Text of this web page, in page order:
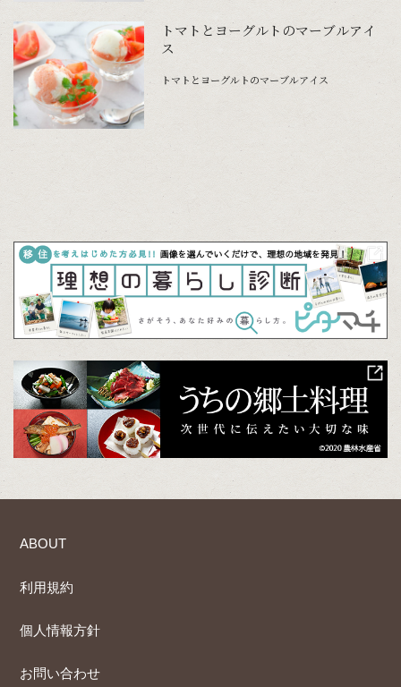
トマトとヨーグルトのマーブルアイ
ス
トマトとヨーグルトのマーブルアイス
ABOUT
利用規約
個人情報方針
お問い合わせ